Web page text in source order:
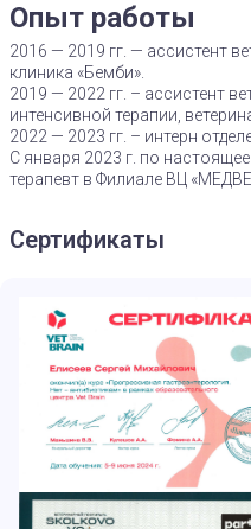
Опыт работы
2016 — 2019 гг. — ассистент
клиника «Бемби».
2019 — 2022 гг. – ассистент
интенсивной терапии,
2022 — 2023 гг. – интерн
С января 2023 г. по
терапевт в Филиале ВЦ
Сертификаты